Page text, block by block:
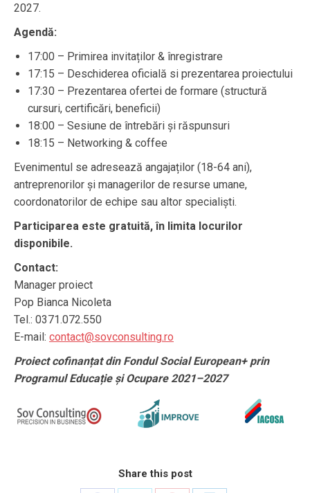
2027.
Agendă:
17:00 – Primirea invitaților & înregistrare
17:15 – Deschiderea oficială si prezentarea proiectului
17:30 – Prezentarea ofertei de formare (structură
cursuri, certificări, beneficii)
18:00 – Sesiune de întrebări și răspunsuri
18:15 – Networking & coffee
Evenimentul se adresează angajaților (18-64 ani),
antreprenorilor și managerilor de resurse umane,
coordonatorilor de echipe sau altor specialiști.
Participarea este gratuită, în limita locurilor
disponibile.
Contact:
Manager proiect
Pop Bianca Nicoleta
Tel.: 0371.072.550
E-mail: contact@sovconsulting.ro
Proiect cofinanțat din Fondul Social European+ prin
Programul Educație și Ocupare 2021–2027
Share this post